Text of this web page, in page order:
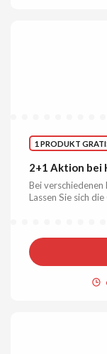
1 PRODUKT
2+1 Aktion bei
Bei
Lassen Sie sich